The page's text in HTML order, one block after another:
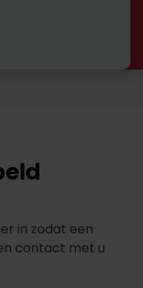
in zodat een
contact met u